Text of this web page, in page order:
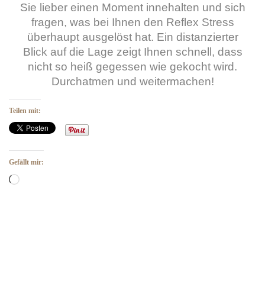
Sie lieber einen Moment innehalten und sich
fragen, was bei Ihnen den Reflex Stress
überhaupt ausgelöst hat. Ein distanzierter
Blick auf die Lage zeigt Ihnen schnell, dass
nicht so heiß gegessen wie gekocht wird.
Durchatmen und weitermachen!
Teilen mit:
Gefällt mir:
Wird geladen …